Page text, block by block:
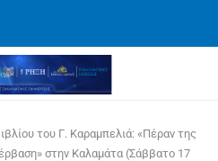
του Γ. Καραμπελιά: «Πέραν της
στην Καλαμάτα (Σάββατο 17